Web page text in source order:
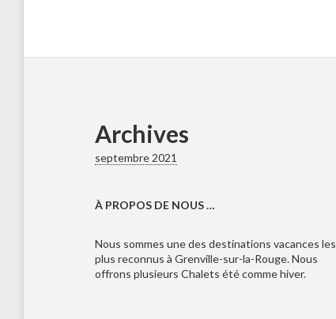
Archives
septembre 2021
À PROPOS DE NOUS …
Nous sommes une des destinations vacances les
plus reconnus à Grenville-sur-la-Rouge. Nous
offrons plusieurs Chalets été comme hiver.